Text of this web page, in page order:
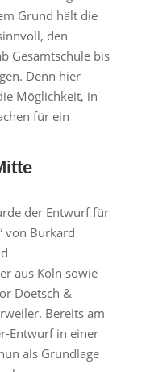
Grund hält die
den
Gesamtschule bis
Denn hier
Möglichkeit, in
für ein
der Entwurf für
von Burkard
aus Köln sowie
Doetsch &
Bereits am
Entwurf in einer
als Grundlage